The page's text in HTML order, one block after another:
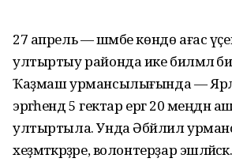
27 апрель — шәмбе көндө ағас
ултыртыу районда ике биләмәлә
Ҡаҙмаш урмансылығында —
эргәһендә 5 гектар ергә 20 меңдән
ултыртыла. Унда Әбйәлил
хеҙмәткәрҙәре, волонтерҙар